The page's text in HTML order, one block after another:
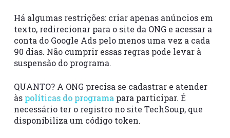
Há algumas restrições: criar apenas anúncios em
texto, redirecionar para o site da ONG e acessar a
conta do Google Ads pelo menos uma vez a cada
90 dias. Não cumprir essas regras pode levar à
suspensão do programa.
QUANTO? A ONG precisa se cadastrar e atender
às políticas do programa para participar. É
necessário ter o registro no site TechSoup, que
disponibiliza um código token.